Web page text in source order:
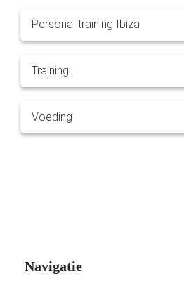
Personal training Ibiza
Training
Voeding
Navigatie